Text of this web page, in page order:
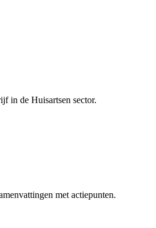
in de Huisartsen sector.
met actiepunten.